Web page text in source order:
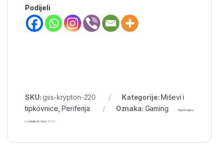
Podijeli
SKU:gss-krypton-220 Kategorije:Miševi i
tipkovnice ,Periferija Oznaka: Gaming Najniža cijena
u zadnjih 30 dana:11,71 €